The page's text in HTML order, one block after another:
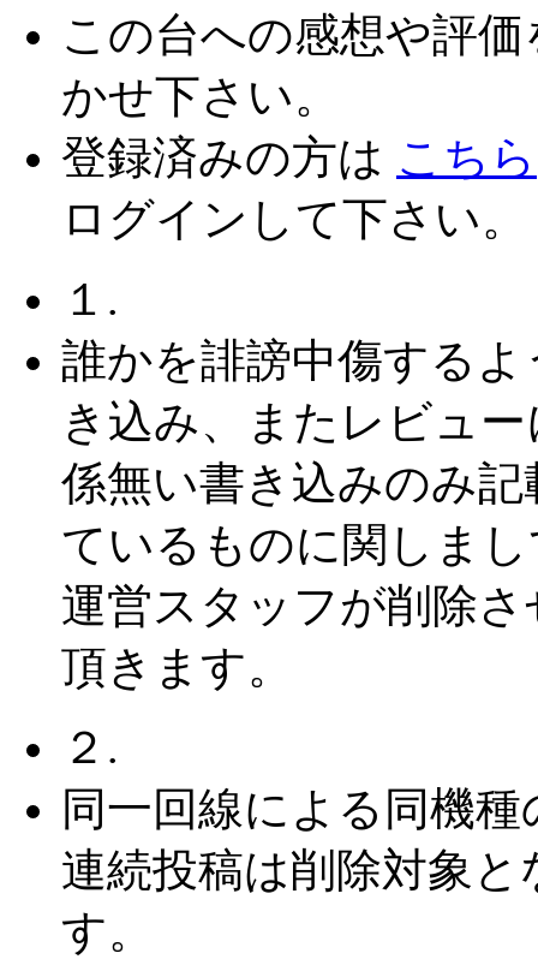
この台への感想や評価
かせ下さい。
登録済みの方は こちら
ログインして下さい。
１.
誰かを誹謗中傷するよ
き込み、またレビュー
係無い書き込みのみ記
ているものに関しま
運営スタッフが削除さ
頂きます。
２.
同一回線による同機種
連続投稿は削除対象と
す。